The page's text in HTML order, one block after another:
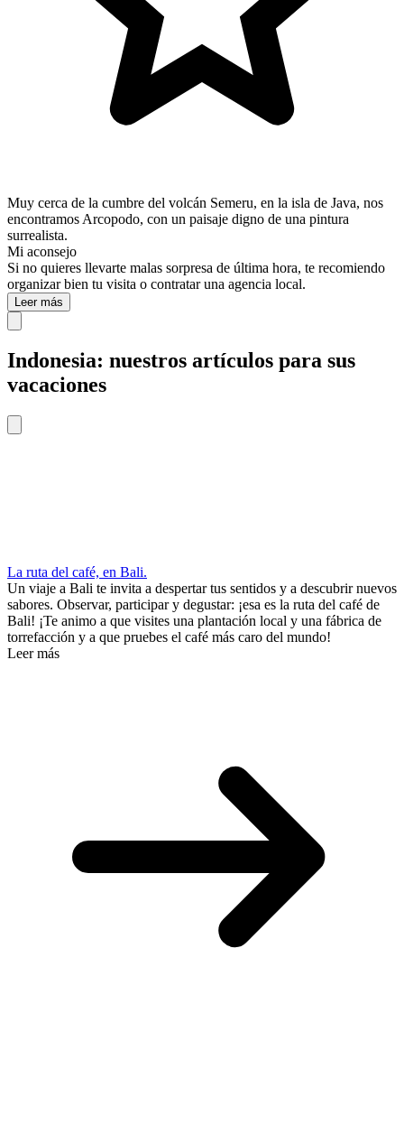
Muy cerca de la cumbre del volcán Semeru, en la isla de Java, nos
encontramos Arcopodo, con un paisaje digno de una pintura
surrealista.
Mi aconsejo
Si no quieres llevarte malas sorpresa de última hora, te recomiendo
organizar bien tu visita o contratar una agencia local.
Leer más
Indonesia: nuestros artículos para sus
vacaciones
La ruta del café, en Bali.
Un viaje a Bali te invita a despertar tus sentidos y a descubrir nuevos
sabores. Observar, participar y degustar: ¡esa es la ruta del café de
Bali! ¡Te animo a que visites una plantación local y una fábrica de
torrefacción y a que pruebes el café más caro del mundo!
Leer más